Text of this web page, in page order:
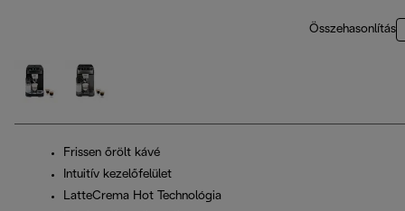
Összehasonlítás
Frissen őrölt kávé
Intuitív kezelőfelület
LatteCrema Hot Technológia